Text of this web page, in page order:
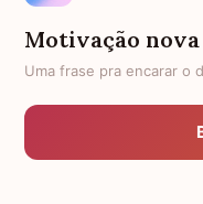
Motivação
Uma frase pra encarar o